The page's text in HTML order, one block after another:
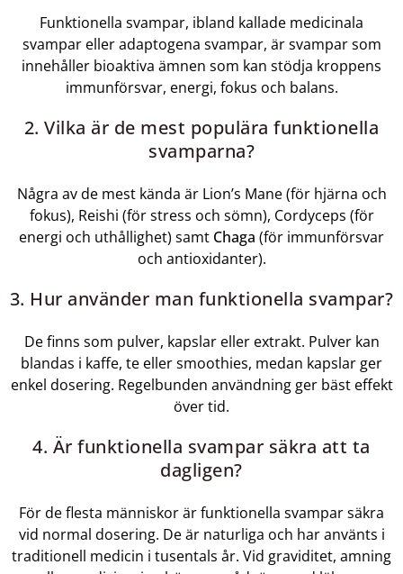
Funktionella svampar, ibland kallade medicinala
svampar eller adaptogena svampar, är svampar som
innehåller bioaktiva ämnen som kan stödja kroppens
immunförsvar, energi, fokus och balans.
2. Vilka är de mest populära funktionella
svamparna?
Några av de mest kända är Lion’s Mane (för hjärna och
fokus), Reishi (för stress och sömn), Cordyceps (för
energi och uthållighet) samt Chaga (för immunförsvar
och antioxidanter).
3. Hur använder man funktionella svampar?
De finns som pulver, kapslar eller extrakt. Pulver kan
blandas i kaffe, te eller smoothies, medan kapslar ger
enkel dosering. Regelbunden användning ger bäst effekt
över tid.
4. Är funktionella svampar säkra att ta
dagligen?
För de flesta människor är funktionella svampar säkra
vid normal dosering. De är naturliga och har använts i
traditionell medicin i tusentals år. Vid graviditet, amning